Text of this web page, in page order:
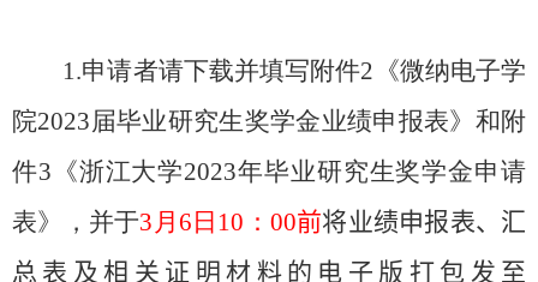
1.申请者请下载并填写附件2 《微纳电子学
院2023届毕业研究生奖学金业绩申报表》和附
件3 《浙江大学2023年毕业研究生奖学金申请
表》，并于3 月 6 日 10 ： 00前将业绩申报表、汇
总表及相关证明材料的电子版打包发至